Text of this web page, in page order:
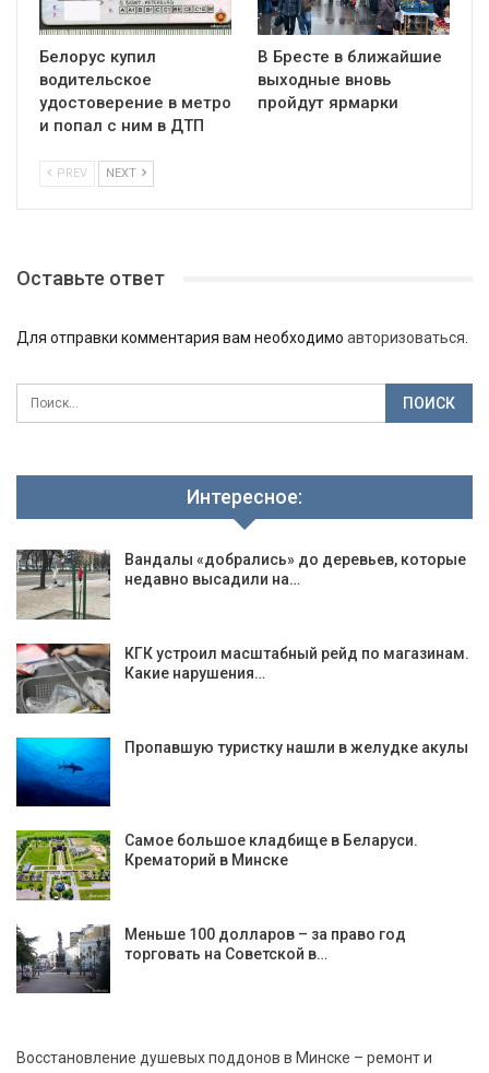
Белорус купил
водительское
удостоверение в метро
и попал с ним в ДТП
В Бресте в ближайшие
выходные вновь
пройдут ярмарки
PREV NEXT
Оставьте ответ
Для отправки комментария вам необходимо авторизоваться.
Интересное:
Вандалы «добрались» до деревьев, которые
недавно высадили на…
КГК устроил масштабный рейд по магазинам.
Какие нарушения…
Пропавшую туристку нашли в желудке акулы
Самое большое кладбище в Беларуси.
Крематорий в Минске
Меньше 100 долларов – за право год
торговать на Советской в…
Восстановление душевых поддонов в Минске – ремонт и